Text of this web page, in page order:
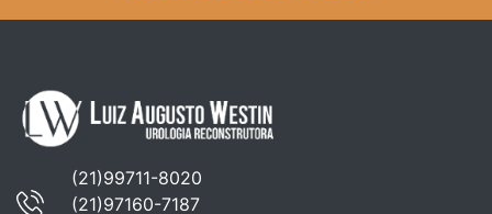
(21)99711-8020
(21)97160-7187